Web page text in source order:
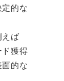
的な
ば
獲得
的な